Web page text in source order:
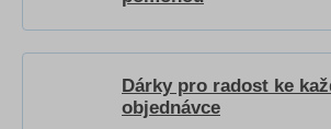
Dárky pro radost ke
objednávce